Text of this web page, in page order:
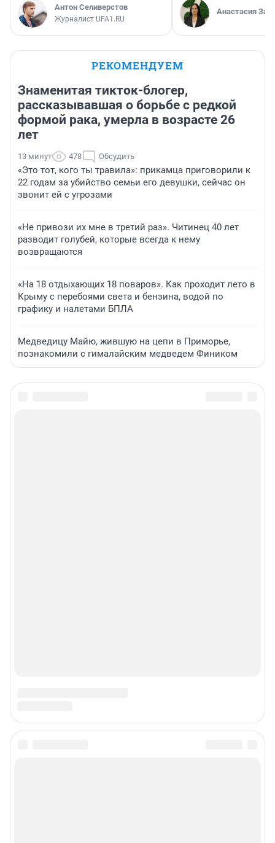
Антон Селиверстов
Журналист UFA1.RU
Анастасия
РЕКОМЕНДУЕМ
Знаменитая тикток-блогер,
рассказывавшая о борьбе с редкой
формой рака, умерла в возрасте 26
лет
13 минут 478 Обсудить
«Это тот, кого ты травила»: прикамца приговорили к
22 годам за убийство семьи его девушки, сейчас он
звонит ей с угрозами
«Не привози их мне в третий раз». Читинец 40 лет
разводит голубей, которые всегда к нему
возвращаются
«На 18 отдыхающих 18 поваров». Как проходит лето в
Крыму с перебоями света и бензина, водой по
графику и налетами БПЛА
Медведицу Майю, жившую на цепи в Приморье,
познакомили с гималайским медведем Фиником